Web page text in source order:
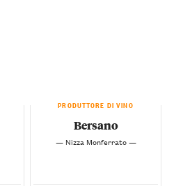
PRODUTTORE DI VINO
Bersano
— Nizza Monferrato —